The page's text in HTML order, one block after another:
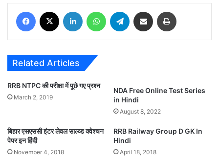
Facebook LinkedIn WhatsAppTelegram Share via Email
Related Articles
RRB NTPC की परीक्षा में पूछे गए प्रश्न
March 2, 2019
NDA Free Online Test Series
in Hindi
August 8, 2022
बिहार एसएससी इंटर लेवल साल्व्ड क्वेश्चन
पेपर इन हिंदी
November 4, 2018
RRB Railway Group D GK In
Hindi
April 18, 2018